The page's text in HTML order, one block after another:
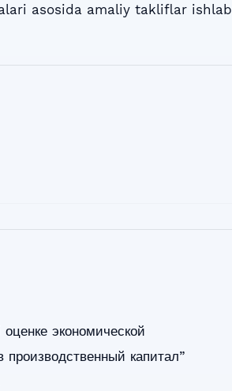
asosida amaliy takliflar ishlab
экономической
капитал”